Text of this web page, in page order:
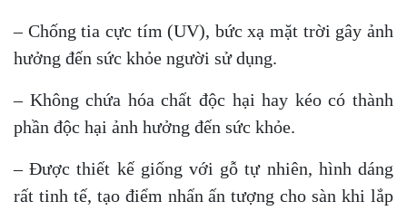
– Chống tia cực tím (UV), bức xạ mặt trời gây ảnh
hưởng đến sức khỏe người sử dụng.
– Không chứa hóa chất độc hại hay kéo có thành
phần độc hại ảnh hưởng đến sức khỏe.
– Được thiết kế giống với gỗ tự nhiên, hình dáng
rất tinh tế, tạo điểm nhấn ấn tượng cho sàn khi lắp